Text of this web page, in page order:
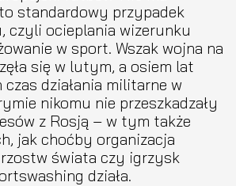
standardowy przypadek
czyli ocieplania wizerunku
w sport. Wszak wojna na
się w lutym, a osiem lat
działania militarne w
nikomu nie przeszkadzały
z Rosją – w tym także
jak choćby organizacja
świata czy igrzysk
działa.